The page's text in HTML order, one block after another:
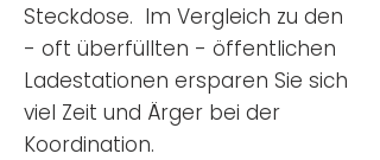
Steckdose. Im Vergleich zu den
- oft überfüllten - öffentlichen
Ladestationen ersparen Sie sich
viel Zeit und Ärger bei der
Koordination.